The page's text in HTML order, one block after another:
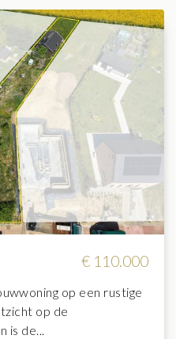
€ 110.000
op een rustige
op de
is de...